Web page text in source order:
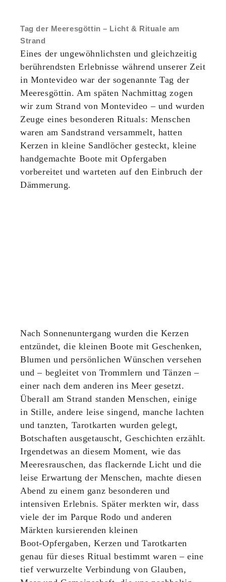
Tag der Meeresgöttin – Licht & Rituale am
Strand
Eines der ungewöhnlichsten und gleichzeitig
berührendsten Erlebnisse während unserer Zeit
in Montevideo war der sogenannte Tag der
Meeresgöttin. Am späten Nachmittag zogen
wir zum Strand von Montevideo – und wurden
Zeuge eines besonderen Rituals: Menschen
waren am Sandstrand versammelt, hatten
Kerzen in kleine Sandlöcher gesteckt, kleine
handgemachte Boote mit Opfergaben
vorbereitet und warteten auf den Einbruch der
Dämmerung.
Nach Sonnenuntergang wurden die Kerzen
entzündet, die kleinen Boote mit Geschenken,
Blumen und persönlichen Wünschen versehen
und – begleitet von Trommlern und Tänzen –
einer nach dem anderen ins Meer gesetzt.
Überall am Strand standen Menschen, einige
in Stille, andere leise singend, manche lachten
und tanzten, Tarotkarten wurden gelegt,
Botschaften ausgetauscht, Geschichten erzählt.
Irgendetwas an diesem Moment, wie das
Meeresrauschen, das flackernde Licht und die
leise Erwartung der Menschen, machte diesen
Abend zu einem ganz besonderen und
intensiven Erlebnis. Später merkten wir, dass
viele der im Parque Rodo und anderen
Märkten kursierenden kleinen
Boot‑Opfergaben, Kerzen und Tarotkarten
genau für dieses Ritual bestimmt waren – eine
tief verwurzelte Verbindung von Glauben,